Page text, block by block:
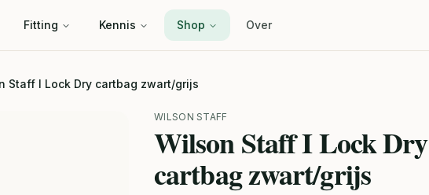
Fitting Kennis Shop Over
Staff I Lock Dry cartbag zwart/grijs
WILSON STAFF
Wilson Staff I Lock Dry
cartbag zwart/grijs